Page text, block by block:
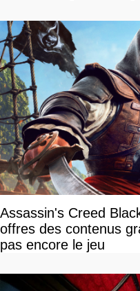
Assassin's Creed
offres des contenus
pas encore le jeu